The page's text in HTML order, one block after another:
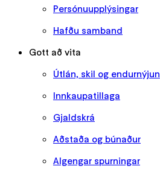
Persónuupplýsingar
Hafðu samband
Gott að vita
Útlán, skil og endurnýjun
Innkaupatillaga
Gjaldskrá
Aðstaða og búnaður
Algengar spurningar